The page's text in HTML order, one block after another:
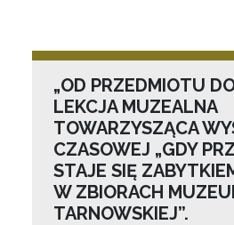
„OD PRZEDMIOTU
LEKCJA MUZEALNA
TOWARZYSZĄCA
CZASOWEJ „GDY
STAJE SIĘ
W ZBIORACH
TARNOWSKIEJ”.